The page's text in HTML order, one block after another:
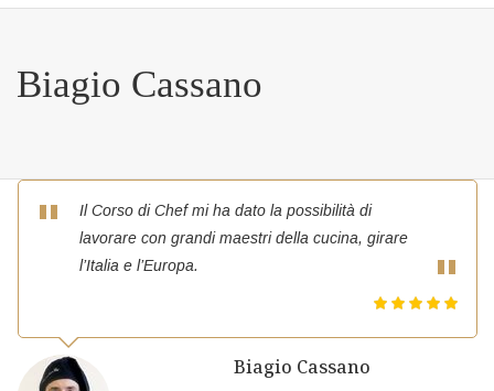
Biagio Cassano
Il Corso di Chef mi ha dato la possibilità di
lavorare con grandi maestri della cucina, girare
l’Italia e l’Europa.
Biagio Cassano